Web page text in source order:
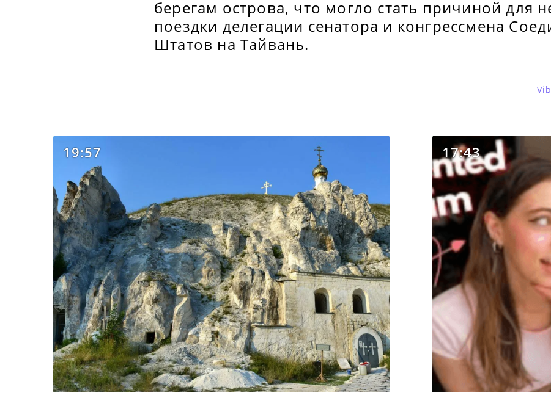
берегам острова, что могло стать причиной для
поездки делегации сенатора и конгрессмена
Штатов на Тайвань.
19:57 17:43